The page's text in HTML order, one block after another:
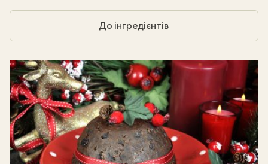
До інгредієнтів